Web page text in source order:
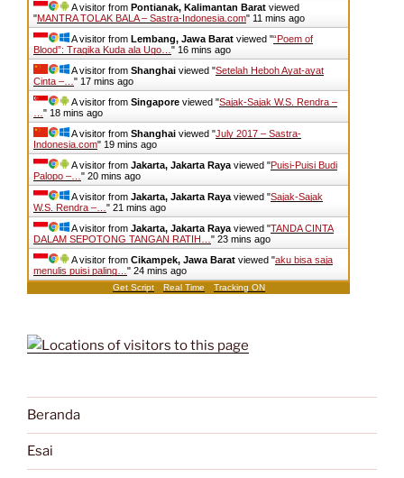
A visitor from Pontianak, Kalimantan Barat viewed
"MANTRA TOLAK BALA – Sastra-Indonesia.com" 11 mins ago
A visitor from Lembang, Jawa Barat viewed "“Poem of
Blood”: Tragika Kuda ala Ugo… " 16 mins ago
A visitor from Shanghai viewed "Setelah Heboh Ayat-ayat
Cinta –… " 17 mins ago
A visitor from Singapore viewed "Sajak-Sajak W.S. Rendra –
" 18 mins ago
A visitor from Shanghai viewed "July 2017 – Sastra-
Indonesia.com" 19 mins ago
A visitor from Jakarta, Jakarta Raya viewed "Puisi-Puisi Budi
Palopo –… " 20 mins ago
A visitor from Jakarta, Jakarta Raya viewed "Sajak-Sajak
W.S. Rendra –… " 21 mins ago
A visitor from Jakarta, Jakarta Raya viewed "TANDA CINTA
DALAM SEPOTONG TANGAN RATIH… " 23 mins ago
A visitor from Cikampek, Jawa Barat viewed "aku bisa saja
menulis puisi paling… " 24 mins ago
Get Script Real Time Tracking ON
Beranda
Esai